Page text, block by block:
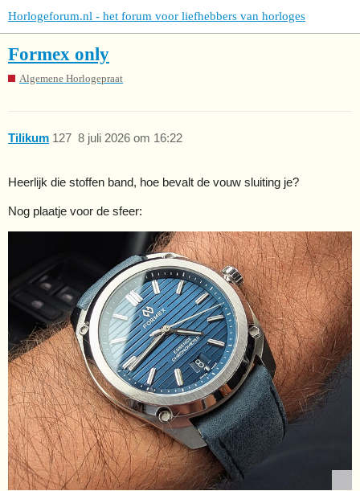
Horlogeforum.nl - het forum voor liefhebbers van horloges
Formex only
Algemene Horlogepraat
Tilikum 8 juli 2026 om 16:22
127
Heerlijk die stoffen band, hoe bevalt de vouw sluiting je?
Nog plaatje voor de sfeer: